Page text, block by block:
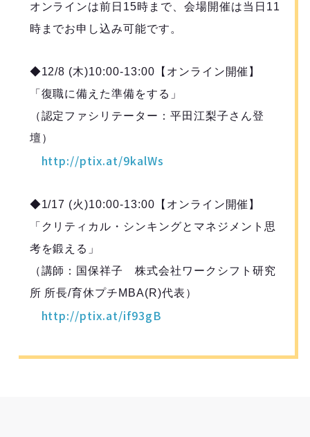
オンラインは前日15時まで、会場開催は当日11
時までお申し込み可能です。
◆12/8 (木)10:00-13:00【オンライン開催】
「復職に備えた準備をする」
（認定ファシリテーター：平田江梨子さん登
壇）
http://ptix.at/9kalWs
◆1/17 (火)10:00-13:00【オンライン開催】
「クリティカル・シンキングとマネジメント思
考を鍛える」
（講師：国保祥子 株式会社ワークシフト研究
所 所長/育休プチMBA(R)代表）
http://ptix.at/if93gB